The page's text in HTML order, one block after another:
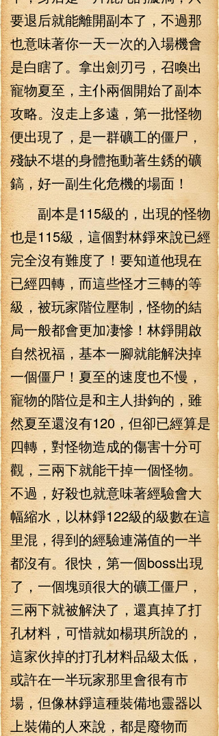
要退后就能離開副本了，不過那
也意味著你一天一次的入場機會
是白瞎了。拿出劍刃弓，召喚出
寵物夏至，主仆兩個開始了副本
攻略。沒走上多遠，第一批怪物
便出現了，是一群礦工的僵尸，
殘缺不堪的身體拖動著生銹的礦
鎬，好一副生化危機的場面！
副本是115級的，出現的怪物
也是115級，這個對林錚來說已經
完全沒有難度了！要知道他現在
已經四轉，而這些怪才三轉的等
級，被玩家階位壓制，怪物的結
局一般都會更加凄慘！林錚開啟
自然祝福，基本一腳就能解決掉
一個僵尸！夏至的速度也不慢，
寵物的階位是和主人掛鉤的，雖
然夏至還沒有120，但卻已經算是
四轉，對怪物造成的傷害十分可
觀，三兩下就能干掉一個怪物。
不過，好殺也就意味著經驗會大
幅縮水，以林錚122級的級數在這
里混，得到的經驗連滿值的一半
都沒有。很快，第一個boss出現
了，一個塊頭很大的礦工僵尸，
三兩下就被解決了，還真掉了打
孔材料，可惜就如楊琪所說的，
這家伙掉的打孔材料品級太低，
或許在一半玩家那里會很有市
場，但像林錚這種裝備地靈器以
上裝備的人來說，都是廢物而